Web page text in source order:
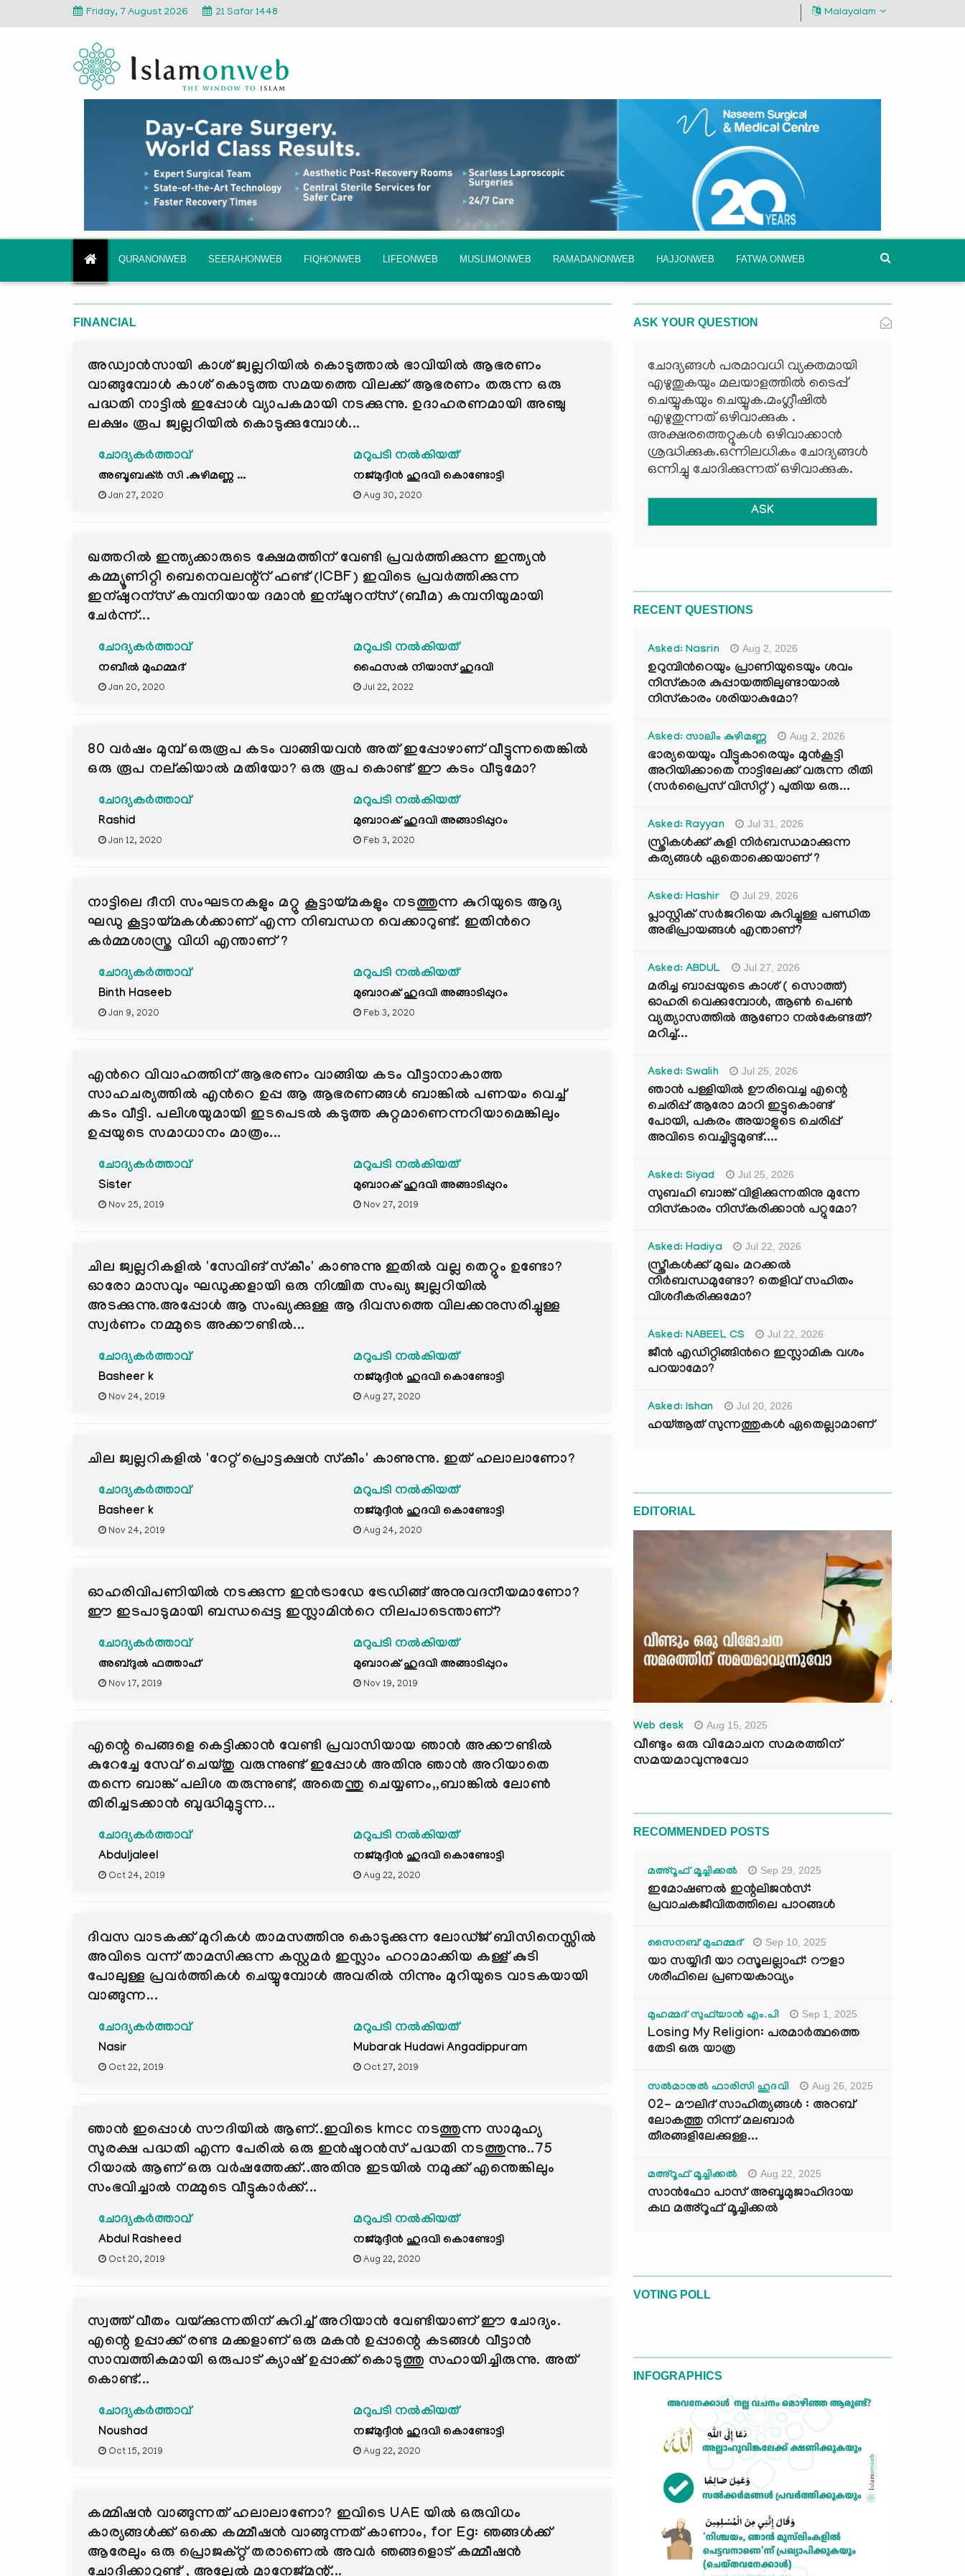
Friday, 7 August 2026 21 Safar 1448 Malayalam
QURANONWEB SEERAHONWEB FIQHONWEB LIFEONWEB MUSLIMONWEB RAMADANONWEB HAJJONWEB FATWA ONWEB
FINANCIAL
അഡ്വാൻസായി കാശ് ജ്വല്ലറിയിൽ കൊടുത്താൽ ഭാവിയിൽ ആഭരണം
വാങ്ങുമ്പോൾ കാശ് കൊടുത്ത സമയത്തെ വിലക്ക് ആഭരണം തരുന്ന ഒരു
പദ്ധതി നാട്ടിൽ ഇപ്പോൾ വ്യാപകമായി നടക്കുന്നു. ഉദാഹരണമായി അഞ്ചു
ലക്ഷം രൂപ ജ്വല്ലറിയിൽ കൊടുക്കുമ്പോൾ...
ചോദ്യകർത്താവ്
അബൂബക്ർ സി .കുഴിമണ്ണ ...
Jan 27, 2020
മറുപടി നൽകിയത്
നജ്മുദ്ദീൻ ഹുദവി കൊണ്ടോട്ടി
Aug 30, 2020
ഖത്തറില്‍ ഇന്ത്യക്കാരുടെ ക്ഷേമത്തിന് വേണ്ടി പ്രവര്‍ത്തിക്കുന്ന ഇന്ത്യന്‍
കമ്മ്യൂണിറ്റി ബെനെവലന്റ്റ് ഫണ്ട് (ICBF) ഇവിടെ പ്രവര്‍ത്തിക്കുന്ന
ഇന്ഷുറന്സ് കമ്പനിയായ ദമാന്‍ ഇന്ഷുറന്സ് (ബീമ) കമ്പനിയുമായി
ചേര്‍ന്ന്...
ചോദ്യകർത്താവ്
നബീല്‍ മുഹമ്മദ്
Jan 20, 2020
മറുപടി നൽകിയത്
ഫൈസല്‍ നിയാസ് ഹുദവി
Jul 22, 2022
80 വർഷം മുമ്പ് ഒരുരൂപ കടം വാങ്ങിയവന്‍ അത് ഇപ്പോഴാണ് വീട്ടുന്നതെങ്കിൽ
ഒരു രൂപ നല്കിയാല്‍ മതിയോ? ഒരു രൂപ കൊണ്ട് ഈ കടം വീടുമോ?
ചോദ്യകർത്താവ്
Rashid
Jan 12, 2020
മറുപടി നൽകിയത്
മുബാറക് ഹുദവി അങ്ങാടിപ്പുറം
Feb 3, 2020
നാട്ടിലെ ദീനി സംഘടനകളും മറ്റു കൂട്ടായ്മകളും നടത്തുന്ന കുറിയുടെ ആദ്യ
ഘഡു കൂട്ടായ്മകൾക്കാണ് എന്ന നിബന്ധന വെക്കാറുണ്ട്. ഇതിന്‍റെ
കർമ്മശാസ്ത്ര വിധി എന്താണ് ?
ചോദ്യകർത്താവ്
Binth Haseeb
Jan 9, 2020
മറുപടി നൽകിയത്
മുബാറക് ഹുദവി അങ്ങാടിപ്പുറം
Feb 3, 2020
എന്‍റെ വിവാഹത്തിന് ആഭരണം വാങ്ങിയ കടം വീട്ടാനാകാത്ത
സാഹചര്യത്തില്‍ എന്‍റെ ഉപ്പ ആ ആഭരണങ്ങള്‍ ബാങ്കില്‍ പണയം വെച്ച്
കടം വീട്ടി. പലിശയുമായി ഇടപെടല്‍ കടുത്ത കുറ്റമാണെന്നറിയാമെങ്കിലും
ഉപ്പയുടെ സമാധാനം മാത്രം...
ചോദ്യകർത്താവ്
Sister
Nov 25, 2019
മറുപടി നൽകിയത്
മുബാറക് ഹുദവി അങ്ങാടിപ്പുറം
Nov 27, 2019
ചില ജ്വല്ലറികളിൽ 'സേവിങ് സ്‌കീം' കാണുന്നു ഇതിൽ വല്ല തെറ്റും ഉണ്ടോ?
ഓരോ മാസവും ഘഡുക്കളായി ഒരു നിശ്ചിത സംഖ്യ ജ്വല്ലറിയിൽ
അടക്കുന്നു.അപ്പോൾ ആ സംഖ്യക്കുള്ള ആ ദിവസത്തെ വിലക്കനുസരിച്ചുള്ള
സ്വർണം നമ്മുടെ അക്കൗണ്ടിൽ...
ചോദ്യകർത്താവ്
Basheer k
Nov 24, 2019
മറുപടി നൽകിയത്
നജ്മുദ്ദീൻ ഹുദവി കൊണ്ടോട്ടി
Aug 27, 2020
ചില ജ്വല്ലറികളിൽ 'റേറ്റ് പ്രൊട്ടക്ഷൻ സ്‌കീം' കാണുന്നു. ഇത് ഹലാലാണോ?
ചോദ്യകർത്താവ്
Basheer k
Nov 24, 2019
മറുപടി നൽകിയത്
നജ്മുദ്ദീൻ ഹുദവി കൊണ്ടോട്ടി
Aug 24, 2020
ഓഹരിവിപണിയില്‍ നടക്കുന്ന ഇൻട്രാഡേ ട്രേഡിങ്ങ് അനുവദനീയമാണോ?
ഈ ഇടപാടുമായി ബന്ധപ്പെട്ട ഇസ്ലാമിന്‍റെ നിലപാടെന്താണ്?
ചോദ്യകർത്താവ്
അബ്ദുൽ ഫത്താഹ്
Nov 17, 2019
മറുപടി നൽകിയത്
മുബാറക് ഹുദവി അങ്ങാടിപ്പുറം
Nov 19, 2019
എന്റെ പെങ്ങളെ കെട്ടിക്കാൻ വേണ്ടി പ്രവാസിയായ ഞാൻ അക്കൗണ്ടിൽ
കുറേച്ചേ സേവ് ചെയ്തു വരുന്നുണ്ട് ഇപ്പോൾ അതിനു ഞാൻ അറിയാതെ
തന്നെ ബാങ്ക് പലിശ തരുന്നുണ്ട്, അതെന്തു ചെയ്യണം,,ബാങ്കിൽ ലോൺ
തിരിച്ചടക്കാൻ ബുദ്ധിമുട്ടുന്ന...
ചോദ്യകർത്താവ്
Abduljaleel
Oct 24, 2019
മറുപടി നൽകിയത്
നജ്മുദ്ദീൻ ഹുദവി കൊണ്ടോട്ടി
Aug 22, 2020
ദിവസ വാടകക്ക് മുറികൾ താമസത്തിനു കൊടുക്കുന്ന ലോഡ്ജ് ബിസിനെസ്സിൽ
അവിടെ വന്ന് താമസിക്കുന്ന കസ്റ്റമർ ഇസ്ലാം ഹറാമാക്കിയ കള്ള് കുടി
പോലുള്ള പ്രവർത്തികൾ ചെയ്യുമ്പോൾ അവരിൽ നിന്നും മുറിയുടെ വാടകയായി
വാങ്ങുന്ന...
ചോദ്യകർത്താവ്
Nasir
Oct 22, 2019
മറുപടി നൽകിയത്
Mubarak Hudawi Angadippuram
Oct 27, 2019
ഞാൻ ഇപ്പൊൾ സൗദിയിൽ ആണ്..ഇവിടെ kmcc നടത്തുന്ന സാമുഹ്യ
സുരക്ഷ പദ്ധതി എന്ന പേരിൽ ഒരു ഇൻഷുറൻസ് പദ്ധതി നടത്തുന്നു..75
റിയാൽ ആണ് ഒരു വർഷത്തേക്ക്..അതിനു ഇടയിൽ നമുക്ക് എന്തെങ്കിലും
സംഭവിച്ചാൽ നമ്മുടെ വീട്ടുകാർക്ക്...
ചോദ്യകർത്താവ്
Abdul Rasheed
Oct 20, 2019
മറുപടി നൽകിയത്
നജ്മുദ്ദീൻ ഹുദവി കൊണ്ടോട്ടി
Aug 22, 2020
സ്വത്ത് വീതം വയ്ക്കുന്നതിന് കുറിച്ച് അറിയാൻ വേണ്ടിയാണ് ഈ ചോദ്യം.
എന്റെ ഉപ്പാക്ക് രണ്ട മക്കളാണ് ഒരു മകൻ ഉപ്പാന്റെ കടങ്ങൾ വീട്ടാൻ
സാമ്പത്തികമായി ഒരുപാട് ക്യാഷ് ഉപ്പാക്ക് കൊടുത്തു സഹായിച്ചിരുന്നു. അത്
കൊണ്ട്...
ചോദ്യകർത്താവ്
Noushad
Oct 15, 2019
മറുപടി നൽകിയത്
നജ്മുദ്ദീൻ ഹുദവി കൊണ്ടോട്ടി
Aug 22, 2020
കമ്മിഷൻ വാങ്ങുന്നത് ഹലാലാണോ? ഇവിടെ UAE യിൽ ഒരുവിധം
കാര്യങ്ങൾക്ക് ഒക്കെ കമ്മീഷൻ വാങ്ങുന്നത് കാണാം, for Eg: ഞങ്ങൾക്ക്
ആരേലും ഒരു പ്രൊജക്റ്റ് തരാണെൽ അവർ ഞങ്ങളൊട് കമ്മീഷൻ
ASK YOUR QUESTION
ചോദ്യങ്ങള്‍ പരമാവധി വ്യക്തമായി
എഴുതുകയും മലയാളത്തില്‍ ടൈപ്പ്
ചെയ്യുകയും ചെയ്യുക.മംഗ്ലീഷില്‍
എഴുതുന്നത് ഒഴിവാക്കുക .
അക്ഷരത്തെറ്റുകള്‍ ഒഴിവാക്കാന്‍
ശ്രദ്ധിക്കുക.ഒന്നിലധികം ചോദ്യങ്ങള്‍
ഒന്നിച്ചു ചോദിക്കുന്നത് ഒഴിവാക്കുക.
ASK
RECENT QUESTIONS
Asked: Nasrin Aug 2, 2026
ഉറുമ്പിന്‍റെയും പ്രാണിയുടെയും ശവം
നിസ്കാര കുപ്പായത്തിലുണ്ടായാൽ
നിസ്കാരം ശരിയാകുമോ?
Asked: സാലിം കുഴിമണ്ണ Aug 2, 2026
ഭാര്യയെയും വീട്ടുകാരെയും മുൻകൂട്ടി
അറിയിക്കാതെ നാട്ടിലേക്ക് വരുന്ന രീതി
(സർപ്രൈസ് വിസിറ്റ് ) പുതിയ ഒരു...
Asked: Rayyan Jul 31, 2026
സ്ത്രികൾക്ക് കുളി നിർബന്ധമാക്കുന്ന
കര്യങ്ങൾ ഏതൊക്കെയാണ് ?
Asked: Hashir Jul 29, 2026
പ്ലാസ്റ്റിക് സർജറിയെ കുറിച്ചുള്ള പണ്ഡിത
അഭിപ്രായങ്ങൾ എന്താണ്?
Asked: ABDUL Jul 27, 2026
മരിച്ച ബാപ്പയുടെ കാശ് ( സൊത്ത്)
ഓഹരി വെക്കുമ്പോൾ, ആണ്‍ പെണ്‍
വ്യത്യാസത്തില്‍ ആണോ നല്‍കേണ്ടത്?
മറിച്ച്...
Asked: Swalih Jul 25, 2026
ഞാൻ പള്ളിയിൽ ഊരിവെച്ച എന്റെ
ചെരിപ്പ് ആരോ മാറി ഇട്ടുകൊണ്ട്
പോയി, പകരം അയാളുടെ ചെരിപ്പ്
അവിടെ വെച്ചിട്ടുമുണ്ട്....
Asked: Siyad Jul 25, 2026
സുബഹി ബാങ്ക് വിളിക്കുന്നതിനു മുന്നേ
നിസ്കാരം നിസ്കരിക്കാൻ പറ്റുമോ?
Asked: Hadiya Jul 22, 2026
സ്ത്രീകൾക്ക് മുഖം മറക്കൽ
നിർബന്ധമുണ്ടോ? തെളിവ് സഹിതം
വിശദീകരിക്കുമോ?
Asked: NABEEL CS Jul 22, 2026
ജീൻ എഡിറ്റിങ്ങിന്‍റെ ഇസ്ലാമിക വശം
പറയാമോ?
Asked: Ishan Jul 20, 2026
ഹയ്ആത് സുന്നത്തുകൾ ഏതെല്ലാമാണ്
EDITORIAL
Web desk Aug 15, 2025
വീണ്ടും ഒരു വിമോചന സമരത്തിന്
സമയമാവുന്നുവോ
RECOMMENDED POSTS
മഅ്റൂഫ് മൂച്ചിക്കല്‍ Sep 29, 2025
ഇമോഷണൽ ഇന്റലിജൻസ്:
പ്രവാചകജീവിതത്തിലെ പാഠങ്ങൾ
സൈനബ് മുഹമ്മദ് Sep 10, 2025
യാ സയ്യിദീ യാ റസൂലല്ലാഹ്: റൗളാ
ശരീഫിലെ പ്രണയകാവ്യം
മുഹമ്മദ് സുഫ്‌യാൻ എം.പി Sep 1, 2025
Losing My Religion: പരമാർത്ഥത്തെ
തേടി ഒരു യാത്ര
സൽമാനുൽ ഫാരിസി ഹുദവി Aug 26, 2025
02- മൗലിദ് സാഹിത്യങ്ങൾ : അറബ്
ലോകത്തു നിന്ന് മലബാർ
തീരങ്ങളിലേക്കുള്ള...
മഅ്റൂഫ് മൂച്ചിക്കല്‍ Aug 22, 2025
സാൻഫോ പാസ് അബൂമുജാഹിദായ
കഥ മഅ്റൂഫ് മൂച്ചിക്കല്‍
VOTING POLL
INFOGRAPHICS